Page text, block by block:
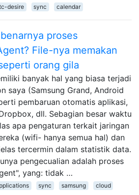
desire sync calendar
proses
File-nya memakan
orang gila
banyak hal yang biasa terjadi
saya (Samsung Grand, Android
pembaruan otomatis aplikasi,
dll. Sebagian besar waktu
apa pengaturan terkait jaringan
(wifi- hanya semua hal) dan
tercermin dalam statistik data.
pengecualian adalah proses
yang: tidak …
sync samsung cloud